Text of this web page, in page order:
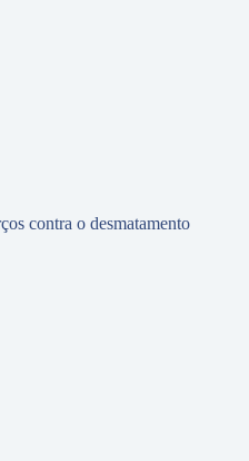
contra o desmatamento